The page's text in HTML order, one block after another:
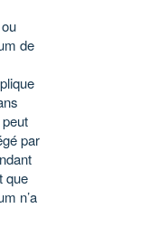
de
par
que
n’a